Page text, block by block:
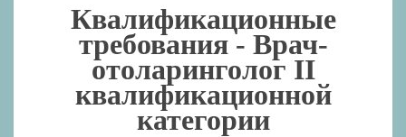
Квалификационные
требования - Врач-
отоларинголог II
квалификационной
категории